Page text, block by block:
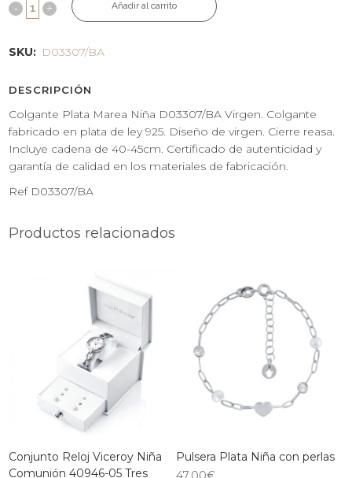
Añadir al carrito
SKU: D03307/BA
DESCRIPCIÓN
Colgante Plata Marea Niña D03307/BA Virgen. Colgante
fabricado en plata de ley 925. Diseño de virgen. Cierre reasa.
Incluye cadena de 40-45cm. Certificado de autenticidad y
garantía de calidad en los materiales de fabricación.
Ref D03307/BA
Productos relacionados
Conjunto Reloj Viceroy Niña
Comunión 40946-05 Tres
Pulsera Plata Niña con perlas